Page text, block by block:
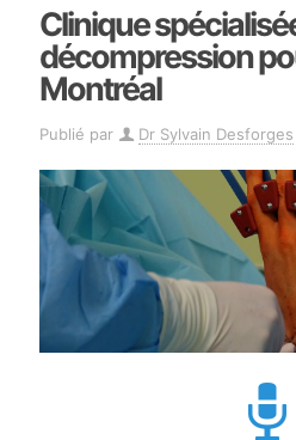
Clinique
décompression
Montréal
Publié par Dr Sylvain Desforges